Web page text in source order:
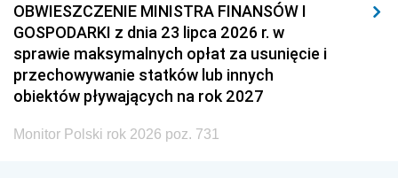
OBWIESZCZENIE MINISTRA FINANSÓW I
GOSPODARKI z dnia 23 lipca 2026 r. w
sprawie maksymalnych opłat za usunięcie i
przechowywanie statków lub innych
obiektów pływających na rok 2027
Monitor Polski rok 2026 poz. 731